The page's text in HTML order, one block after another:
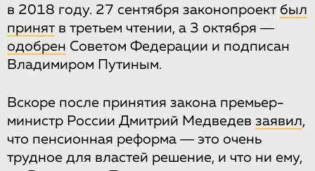
в 2018 году. 27 сентября законопроект был
принят в третьем чтении, а 3 октября ―
одобрен Советом Федерации и подписан
Владимиром Путиным.
Вскоре после принятия закона премьер-
министр России Дмитрий Медведев заявил,
что пенсионная реформа ― это очень
трудное для властей решение, и что ни ему,